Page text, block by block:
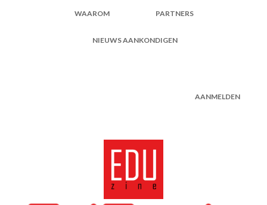
WAAROM PARTNERS
NIEUWS AANKONDIGEN
AANMELDEN